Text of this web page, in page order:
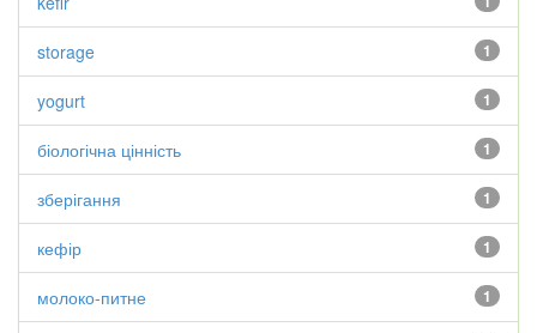
1
storage
1
yogurt
1
біологічна цінність
1
зберігання
1
кефір
1
молоко-питне